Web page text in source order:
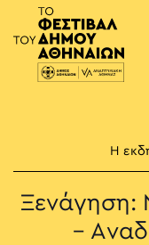
Η
Ξενάγηση:
–